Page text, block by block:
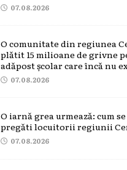
07.08.2026
O comunitate din regiunea
plătit 15 milioane de grivne
adăpost școlar care încă nu
07.08.2026
O iarnă grea urmează: cum
pregăti locuitorii regiunii
07.08.2026